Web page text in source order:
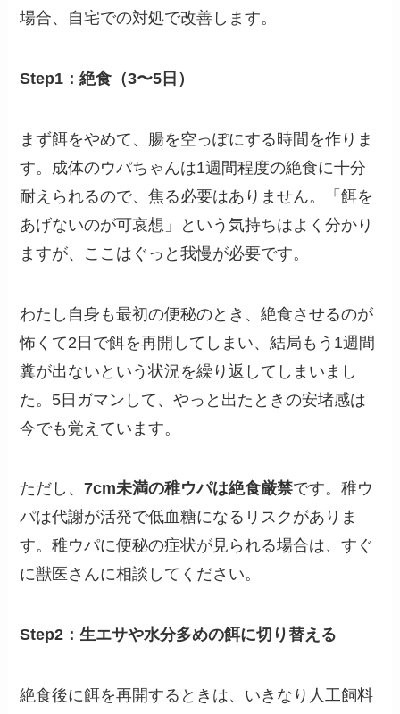
場合、自宅での対処で改善します。
Step1：絶食（3〜5日）
まず餌をやめて、腸を空っぽにする時間を作りま
す。成体のウパちゃんは1週間程度の絶食に十分
耐えられるので、焦る必要はありません。「餌を
あげないのが可哀想」という気持ちはよく分かり
ますが、ここはぐっと我慢が必要です。
わたし自身も最初の便秘のとき、絶食させるのが
怖くて2日で餌を再開してしまい、結局もう1週間
糞が出ないという状況を繰り返してしまいまし
た。5日ガマンして、やっと出たときの安堵感は
今でも覚えています。
ただし、7cm未満の稚ウパは絶食厳禁です。稚ウ
パは代謝が活発で低血糖になるリスクがありま
す。稚ウパに便秘の症状が見られる場合は、すぐ
に獣医さんに相談してください。
Step2：生エサや水分多めの餌に切り替える
絶食後に餌を再開するときは、いきなり人工飼料